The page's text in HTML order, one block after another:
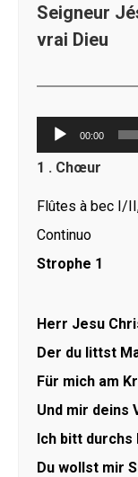
Seigneur
vrai Dieu
Lecteur
audio
00:00
1 . Chœur
Flûtes à bec I/
Continuo
Strophe 1
Herr Jesu
Der du littst
Für mich am
Und mir deins
Ich bitt durchs
Du wollst mir